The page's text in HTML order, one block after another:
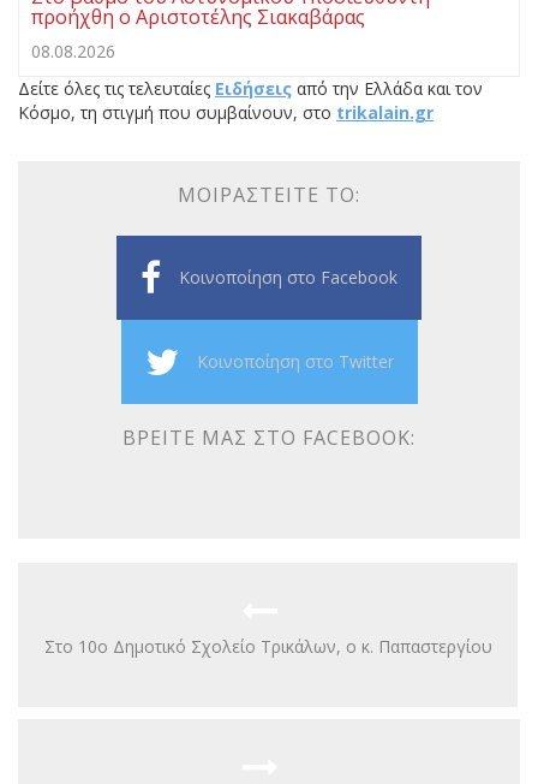
προήχθη ο Αριστοτέλης Σιακαβάρας
08.08.2026
Δείτε όλες τις τελευταίες Ειδήσεις από την Ελλάδα και τον
Κόσμο, τη στιγμή που συμβαίνουν, στο trikalain.gr
ΜΟΙΡΑΣΤΕΊΤΕ ΤΟ:
Κοινοποίηση στο Facebook
Κοινοποίηση στο Twitter
ΒΡΕΊΤΕ ΜΑΣ ΣΤΟ FACEBOOK:
Στο 10ο Δημοτικό Σχολείο Τρικάλων, ο κ. Παπαστεργίου